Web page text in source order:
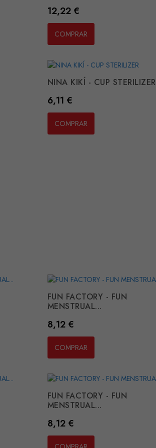
Preço
12,22 €
COMPRAR
NINA KIKÍ - CUP STERILIZER
Preço
6,11 €
COMPRAR
FUN FACTORY - FUN
MENSTRUAL...
Preço
8,12 €
COMPRAR
FUN FACTORY - FUN
MENSTRUAL...
Preço
8,12 €